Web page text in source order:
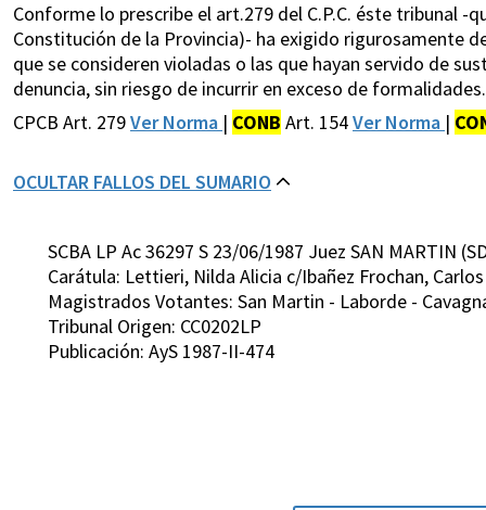
Conforme lo prescribe el art.279 del C.P.C. éste tribunal -
Constitución de la Provincia)- ha exigido rigurosamente
que se consideren violadas o las que hayan servido de
denuncia, sin riesgo de incurrir en exceso de formalidades.
CPCB Art. 279Ver Norma | CONB Art. 154Ver Norma |
OCULTAR FALLOS DEL SUMARIO
SCBA LP Ac 36297 S 23/06/1987 Juez SAN MARTIN
Carátula: Lettieri, Nilda Alicia c/Ibañez Frochan,
Magistrados Votantes: San Martin - Laborde -
Tribunal Origen: CC0202LP
Publicación: AyS 1987-II-474